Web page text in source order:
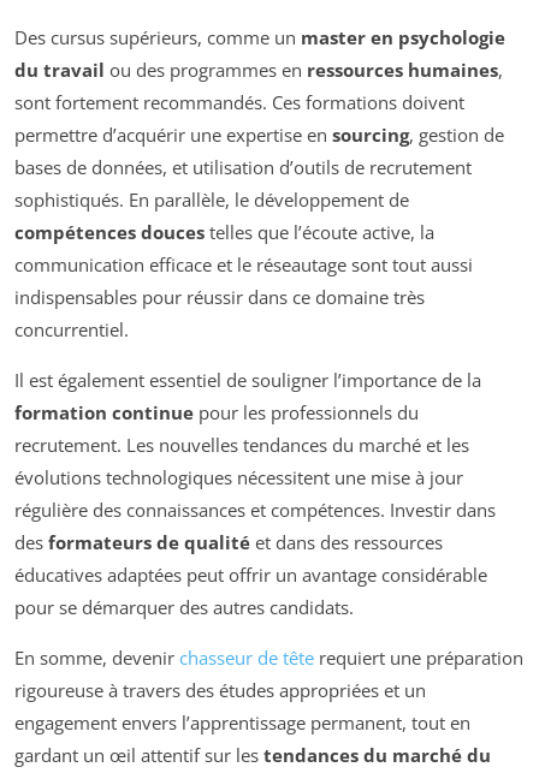
Des cursus supérieurs, comme un master en psychologie
du travail ou des programmes en ressources humaines,
sont fortement recommandés. Ces formations doivent
permettre d’acquérir une expertise en sourcing, gestion de
bases de données, et utilisation d’outils de recrutement
sophistiqués. En parallèle, le développement de
compétences douces telles que l’écoute active, la
communication efficace et le réseautage sont tout aussi
indispensables pour réussir dans ce domaine très
concurrentiel.
Il est également essentiel de souligner l’importance de la
formation continue pour les professionnels du
recrutement. Les nouvelles tendances du marché et les
évolutions technologiques nécessitent une mise à jour
régulière des connaissances et compétences. Investir dans
des formateurs de qualité et dans des ressources
éducatives adaptées peut offrir un avantage considérable
pour se démarquer des autres candidats.
En somme, devenir chasseur de tête requiert une préparation
rigoureuse à travers des études appropriées et un
engagement envers l’apprentissage permanent, tout en
gardant un œil attentif sur les tendances du marché du